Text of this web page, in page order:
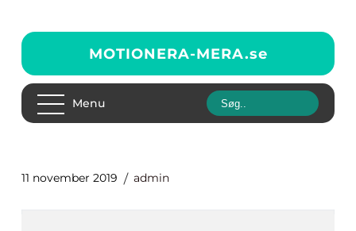
MOTIONERA-MERA.se
Menu
11 november 2019 admin